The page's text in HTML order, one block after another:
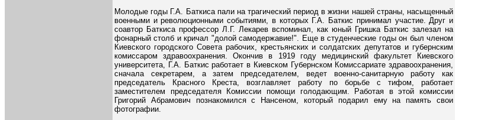
Молодые годы Г.А. Баткиса пали на трагический период в жизни нашей страны, насыщенный
военными и революционными событиями, в которых Г.А. Баткис принимал участие. Друг и
соавтор Баткиса профессор Л.Г. Лекарев вспоминал, как юный Гришка Баткис залезал на
фонарный столб и кричал "долой самодержавие!". Еще в студенческие годы он был членом
Киевского городского Совета рабочих, крестьянских и солдатских депутатов и губернским
комиссаром здравоохранения. Окончив в 1919 году медицинский факультет Киевского
университета, Г.А. Баткис работает в Киевском Губернском Комиссариате здравоохранения,
сначала секретарем, а затем председателем, ведет военно-санитарную работу как
председатель Красного Креста, возглавляет работу по борьбе с тифом, работает
заместителем председателя Комиссии помощи голодающим. Работая в этой комиссии
Григорий Абрамович познакомился с Нансеном, который подарил ему на память свои
фотографии.